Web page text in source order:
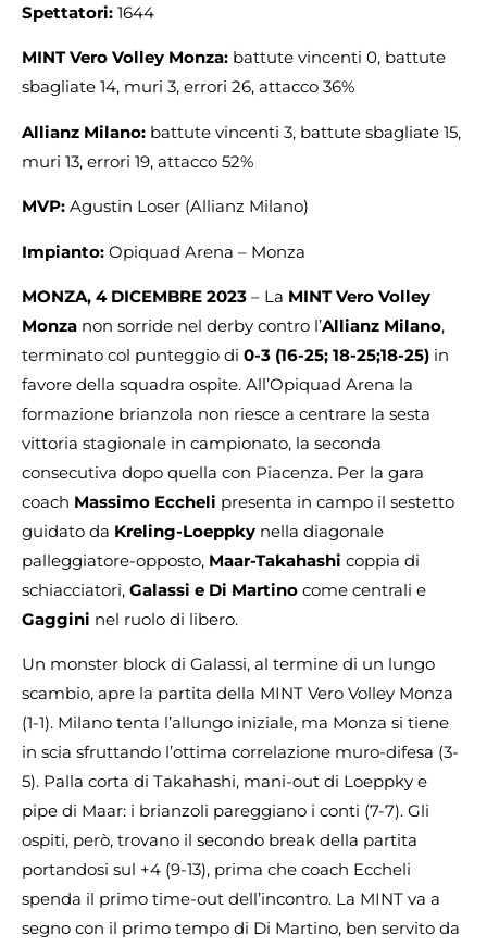
Spettatori: 1644
MINT Vero Volley Monza: battute vincenti 0, battute
sbagliate 14, muri 3, errori 26, attacco 36%
Allianz Milano: battute vincenti 3, battute sbagliate 15,
muri 13, errori 19, attacco 52%
MVP: Agustin Loser (Allianz Milano)
Impianto: Opiquad Arena – Monza
MONZA, 4 DICEMBRE 2023 – La MINT Vero Volley
Monza non sorride nel derby contro l’Allianz Milano,
terminato col punteggio di 0-3 (16-25; 18-25;18-25) in
favore della squadra ospite. All’Opiquad Arena la
formazione brianzola non riesce a centrare la sesta
vittoria stagionale in campionato, la seconda
consecutiva dopo quella con Piacenza. Per la gara
coach Massimo Eccheli presenta in campo il sestetto
guidato da Kreling-Loeppky nella diagonale
palleggiatore-opposto, Maar-Takahashi coppia di
schiacciatori, Galassi e Di Martino come centrali e
Gaggini nel ruolo di libero.
Un monster block di Galassi, al termine di un lungo
scambio, apre la partita della MINT Vero Volley Monza
(1-1). Milano tenta l’allungo iniziale, ma Monza si tiene
in scia sfruttando l’ottima correlazione muro-difesa (3-
5). Palla corta di Takahashi, mani-out di Loeppky e
pipe di Maar: i brianzoli pareggiano i conti (7-7). Gli
ospiti, però, trovano il secondo break della partita
portandosi sul +4 (9-13), prima che coach Eccheli
spenda il primo time-out dell’incontro. La MINT va a
segno con il primo tempo di Di Martino, ben servito da